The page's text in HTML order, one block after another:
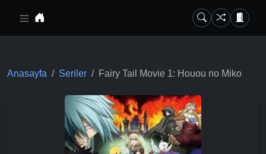
Anasayfa Seriler Fairy Tail Movie 1: Houou no Miko